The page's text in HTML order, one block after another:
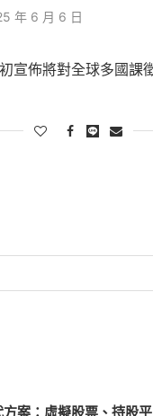
年 6 月 6 日
宣佈將對全球多國課
案：虛擬股票、持股